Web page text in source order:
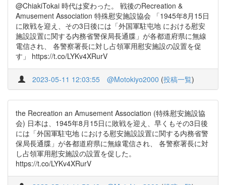
@ChiakiTokai 時代は変わった。 戦後のRecreation &
Amusement Association 特殊慰安施設協会 「1945年8月15日
に敗戦を迎え、その3日後には「外国軍駐屯地 における慰安
施設設置に関する内務省警保局長通牒」が各都道府県に無線
電信され、 各警察署長に対し占領軍用慰安施設の設置を促
す」 https://t.co/LYKv4XRurV
2023-05-11 12:03:55 @Motokiyo2000 (投稿一覧)
the Recreation an Amusement Association (特殊慰安施設協
会) 日本は、1945年8月15日に敗戦を迎え、早くもその3日後
には「外国軍駐屯地 における慰安施設設置に関する内務省警
保局長通牒」が各都道府県に無線電信され、 各警察署長に対
し占領軍用慰安施設の設置を促した。
https://t.co/LYKv4XRurV